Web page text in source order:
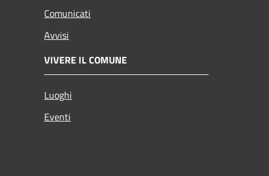
Comunicati
Avvisi
VIVERE IL COMUNE
Luoghi
Eventi